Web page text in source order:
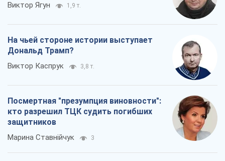
Виктор Ягун 1,9 т.
На чьей стороне истории выступает
Дональд Трамп?
Виктор Каспрук 3,8 т.
Посмертная "презумпция виновности":
кто разрешил ТЦК судить погибших
защитников
Марина Ставнійчук 3